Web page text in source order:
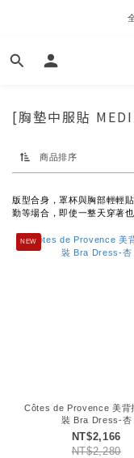
[胸墊中服貼
商品排序
版型合身，罩杯與胸部輕輕
勤等場合，即使一整天穿著也
NEW
Côtes de Provence 美背
裝 Bra Dress-杏
NT$2,166
NT$2,280